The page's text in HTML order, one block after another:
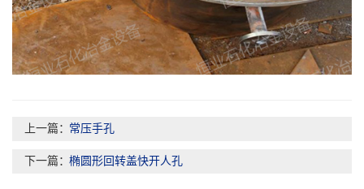
上一篇： 常压手孔
下一篇：椭圆形回转盖快开人孔